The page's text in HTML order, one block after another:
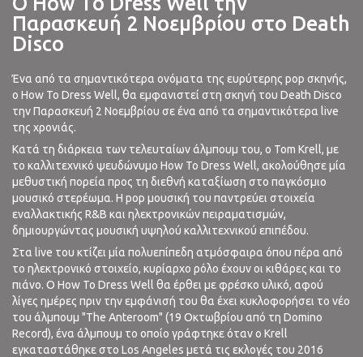
Παρασκευή 2 Νοεμβρίου στο Death
Disco
Ένα από τα σημαντικότερα ονόματα της ευρύτερης pop σκηνής,
ο How To Dress Well, θα εμφανιστεί στη σκηνή του Death Disco
την Παρασκευή 2 Νοεμβρίου σε ένα από τα σημαντικότερα live
της χρονιάς.
Κατά τη διάρκεια των τελευταίων άλμπουμ του, ο Tom Krell, με
το καλλιτεχνικό ψευδώνυμο How To Dress Well, ακολούθησε μία
μεθυστική πορεία προς τη διεθνή καταξίωση στο παγκόσμιο
μουσικό στερέωμα. Η pop μουσική του παντρεύει στοιχεία
εναλλακτικής R&B και ηλεκτρονικών πειραματισμών,
δημιουργώντας μουσική υψηλού καλλιτεχνικού επιπέδου.
Στα live του κτίζει μία πολυεπίπεδη ατμόσφαιρα όπου πέρα από
το ηλεκτρονικό στοιχείο, κυρίαρχο ρόλο έχουν οι κιθάρες και το
πιάνο. Ο How To Dress Well θα έρθει με φρέσκο υλικό, αφού
λίγες ημέρες πριν την εμφάνισή του θα έχει κυκλοφορήσει το νέο
του άλμπουμ "The Anteroom" (19 Οκτωβρίου από τη Domino
Record), ένα άλμπουμ το οποίο γράφτηκε όταν ο Krell
εγκαταστάθηκε στο Los Angeles μετά τις εκλογές του 2016